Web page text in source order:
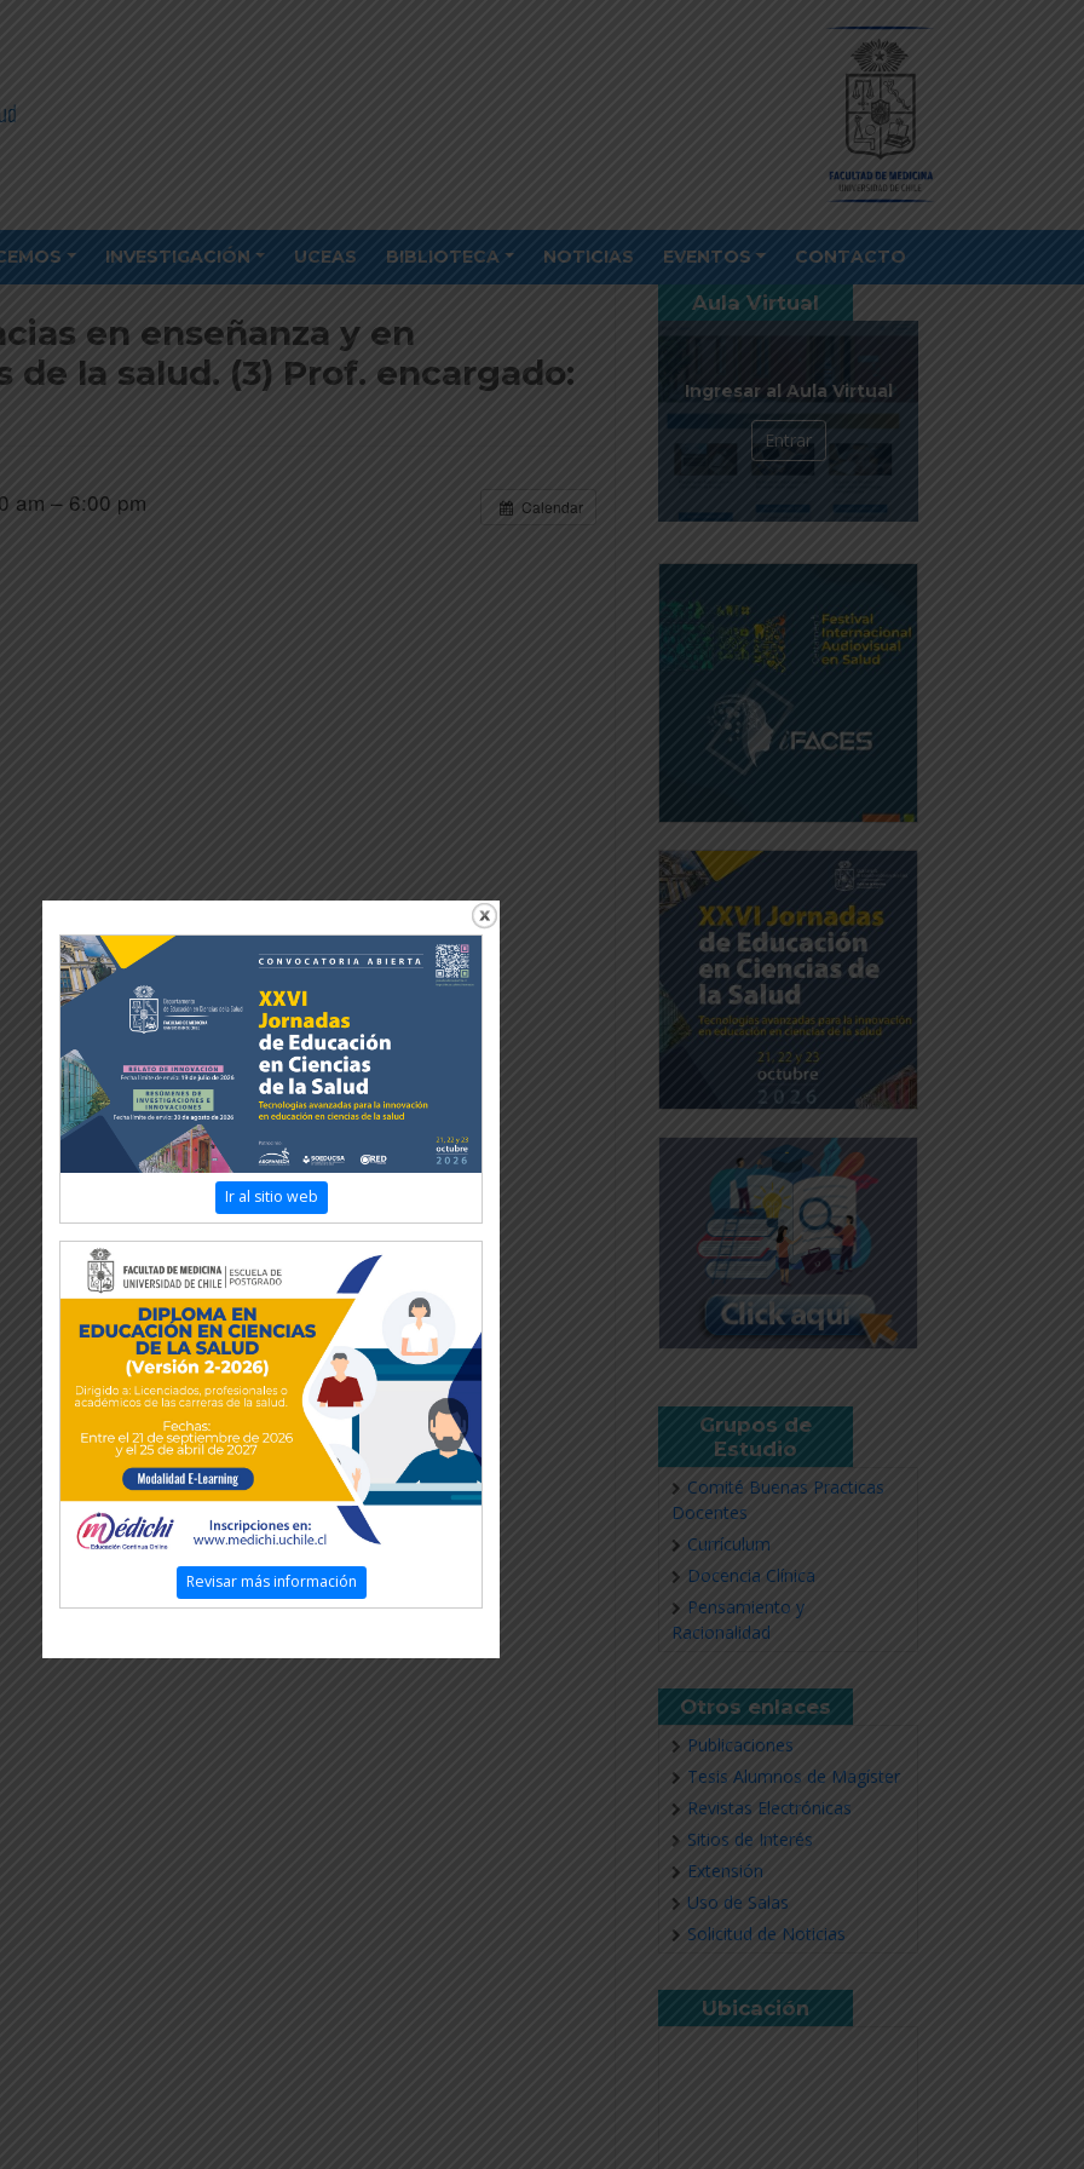
INVESTIGACIÓN UCEAS BIBLIOTECA NOTICIAS EVENTOS CONTACTO
en enseñanza y en
de la salud. (3) Prof. encargado:
Calendar
am – 6:00 pm
Aula Virtual
Ingresar al Aula Virtual
Entrar
Grupos de
Estudio
Comité Buenas Practicas
Docentes
Currículum
Docencia Clínica
Pensamiento y
Racionalidad
Otros enlaces
Publicaciones
Tesis Alumnos de Magíster
Revistas Electrónicas
Sitios de Interés
Extensión
Uso de Salas
Solicitud de Noticias
Ubicación
Ir al sitio web
Revisar más información